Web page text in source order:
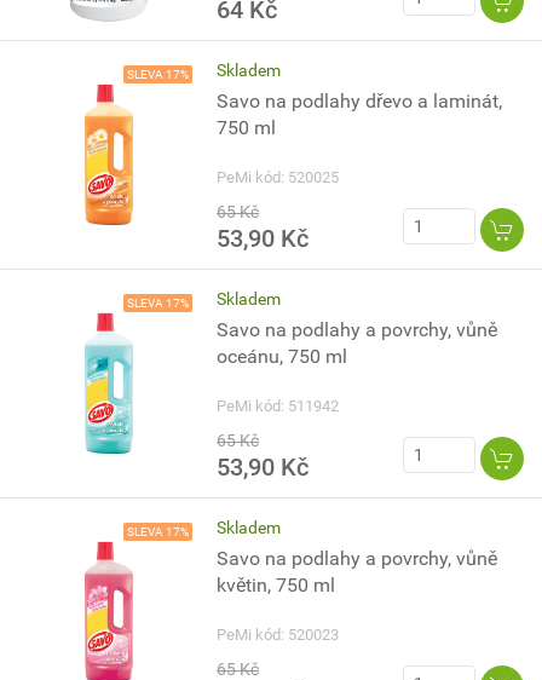
64 Kč
SLEVA 17% Skladem
Savo na podlahy dřevo a laminát,
750 ml
PeMi kód: 520025
65 Kč
53,90 Kč
SLEVA 17% Skladem
Savo na podlahy a povrchy, vůně
oceánu, 750 ml
PeMi kód: 511942
65 Kč
53,90 Kč
SLEVA 17% Skladem
Savo na podlahy a povrchy, vůně
květin, 750 ml
PeMi kód: 520023
65 Kč